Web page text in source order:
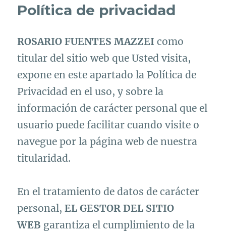
Política de privacidad
ROSARIO FUENTES MAZZEIcomo
titular del sitio web que Usted visita,
expone en este apartado la Política de
Privacidad en el uso, y sobre la
información de carácter personal que el
usuario puede facilitar cuando visite o
navegue por la página web de nuestra
titularidad.
En el tratamiento de datos de carácter
personal,EL GESTOR DEL SITIO
WEB garantiza el cumplimiento de la